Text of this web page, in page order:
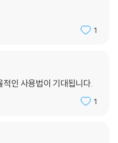
방법]
하자 · 192
· 196
업무를 처리하자 · 198
1
인 사용법이 기대됩니다.
1